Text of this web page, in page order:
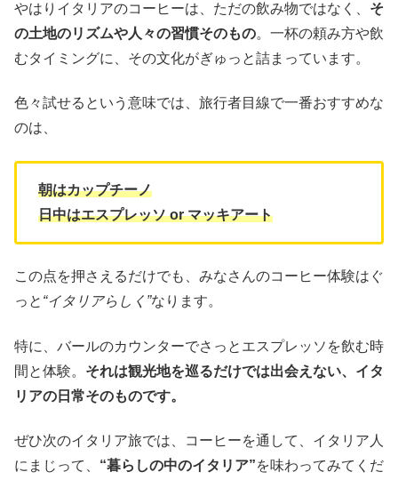
やはりイタリアのコーヒーは、ただの飲み物ではなく、 そ
の土地のリズムや人々の習慣そのもの。一杯の頼み方や飲
むタイミングに、その文化がぎゅっと詰まっています。
色々試せるという意味では、旅行者目線で一番おすすめな
のは、
朝はカップチーノ
日中はエスプレッソ or マッキアート
この点を押さえるだけでも、みなさんのコーヒー体験はぐ
っと “イタリアらしく”なります。
特に、バールのカウンターでさっとエスプレッソを飲む時
間と体験。 それは観光地を巡るだけでは出会えない、イタ
リアの日常そのものです。
ぜひ次のイタリア旅では、コーヒーを通して、イタリア人
にまじって、 “暮らしの中のイタリア”を味わってみてくだ